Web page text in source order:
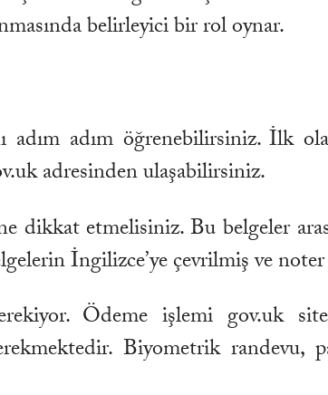
belirleyici bir rol oynar.
adım öğrenebilirsiniz. İlk
adresinden ulaşabilirsiniz.
dikkat etmelisiniz. Bu belgeler
İngilizce’ye çevrilmiş ve noter
Ödeme işlemi gov.uk
Biyometrik randevu,